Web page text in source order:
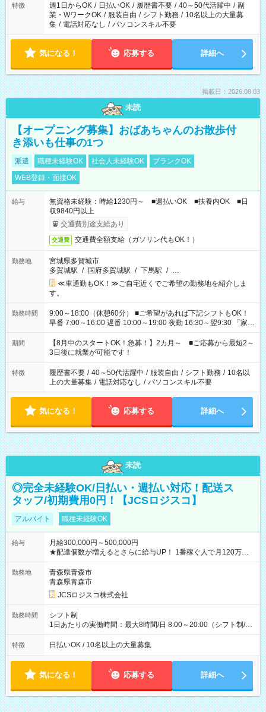
特徴 週1日からOK / 日払いOK / 履歴書不要 / 40～50代活躍中 / 副
業・WワークOK / 服装自由 / シフト勤務 / 10名以上の大量募
集 / 電話対応なし / パソコンスキル不要
気になる！ 応募する 詳細へ
掲載日：2026.08.03
未読
【オープニング募集】おばあちゃんのお散歩付
き添いも仕事の1つ
派遣 職種未経験OK 社会人未経験OK
ブランクOK
WEB登録・面接OK
給与
無資格未経験：時給1230円～ ■週払いOK ■扶養内OK ■日
収9840円以上
交通費別途支給あり
交通費 交通費全額支給（ガソリン代もOK！）
勤務地
宮城県多賀城市
多賀城駅 / 国府多賀城駅 / 下馬駅 / …
≪車通勤もOK！≫ご自宅近くでご希望の勤務地を紹介しま
す。
勤務時間
9:00～18:00（休憩60分） ■ご希望があれば下記シフトもOK！
早番 7:00～16:00 遅番 10:00～19:00 夜勤 16:30～翌9:30 「家族
と休みを合わせたい」 「余裕を持って夕飯の準備がしたい」
「できれば残業はしたくない」 など、ご希望を教えてください
ね。 ※Wワーク希望の方へ 今ご覧のお仕事で希望する勤務時間
と、もう1つのお仕事の勤務時間。 合計で週40時間を超える場
合は応募できません。
期間
【8月中のスタートOK！急募！】2カ月～ ■ご応募から最短2～
3日後に就業が可能です！
特徴 履歴書不要 / 40～50代活躍中 / 服装自由 / シフト勤務 / 10名以
上の大量募集 / 電話対応なし / パソコンスキル不要
気になる！ 応募する 詳細へ
未読
◎完全未経験OK/日払い・週払い対応！配送ス
タッフ/初期費用0円！【JCSロジスコ】
アルバイト 職種未経験OK
給与
月給300,000円～500,000円
★配達個数が増えるとさらに給与UP！ 1番稼ぐ人で月120万ほ
ど！ ・主要都市エリア 月収55万円／週5日稼働 月収65万~112
万円／週6日稼働 ・地方郊外エリア 月収40万円／週5日稼働 月
収40万円~50万円／週6日稼働 ＜モデルイメージ＞ ■月収50万
円 (27歳男性/江東区在住)※元建築関係 1日150個配達×25日勤務
(日休み) ■月収80万円(43歳男性/墨田区在住)※元営業 1日200個
勤務地
青森県青森市
青森県青森市
JCSロジスコ株式会社
勤務時間
シフト制
1日あたりの実働時間：最大8時間/日 8:00～20:00（シフト制/実
働8時間） ※週5日勤務（場所次第では週4も有り） ※配達状況
によって時間外での勤務可能性有り ※案件により多少の前後あ
特徴 日払いOK / 10名以上の大量募集
気になる！ 応募する 詳細へ